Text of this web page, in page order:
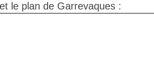
le plan de Garrevaques :